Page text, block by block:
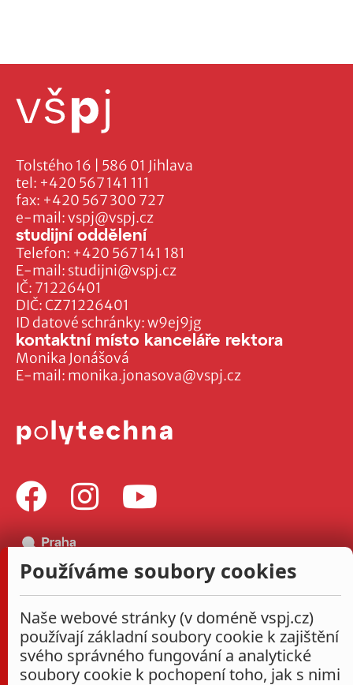
Tolstého 16 | 586 01 Jihlava
tel: +420 567 141 111
fax: +420 567 300 727
e-mail:vspj@vspj.cz
IČ: 71226401
DIČ: CZ71226401
ID datové schránky: w9ej9jg
studijní oddělení
Telefon: +420 567 141 181
E-mail: studijni@vspj.cz
kontaktní místo kanceláře rektora
Monika Jonášová
E-mail: monika.jonasova@vspj.cz
Používáme soubory cookies
Naše webové stránky (v doméně vspj.cz)
používají základní soubory cookie k zajištění
svého správného fungování a analytické
soubory cookie k pochopení toho, jak s nimi